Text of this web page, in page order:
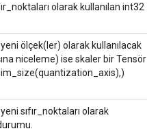
olarak kullanılan int32
ölçek(ler) olarak kullanılacak
niceleme) ise skaler bir Tensör
sıfır_noktaları olarak